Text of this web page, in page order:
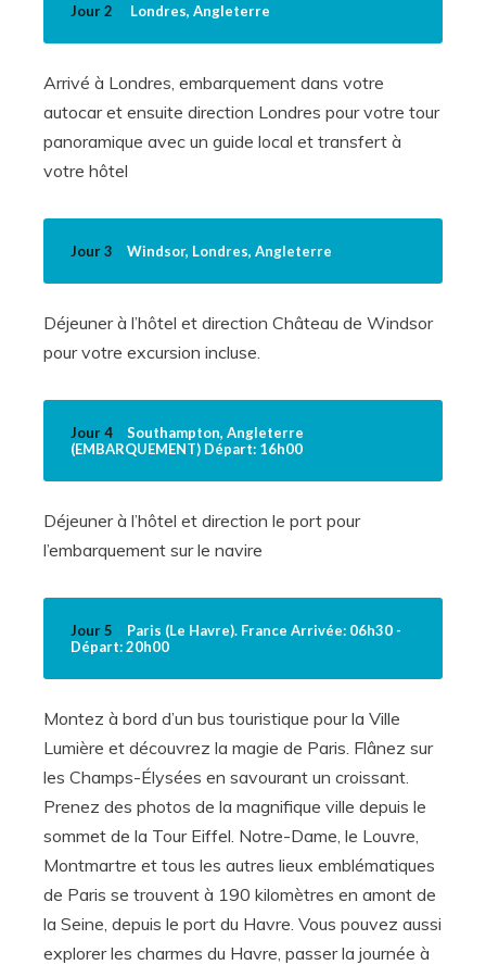
Jour 2 Londres, Angleterre
Arrivé à Londres, embarquement dans votre
autocar et ensuite direction Londres pour votre tour
panoramique avec un guide local et transfert à
votre hôtel
Jour 3 Windsor, Londres, Angleterre
Déjeuner à l’hôtel et direction Château de Windsor
pour votre excursion incluse.
Jour 4
Southampton, Angleterre
(EMBARQUEMENT) Départ: 16h00
Déjeuner à l’hôtel et direction le port pour
l’embarquement sur le navire
Jour 5
Paris (Le Havre). France Arrivée: 06h30 -
Départ: 20h00
Montez à bord d’un bus touristique pour la Ville
Lumière et découvrez la magie de Paris. Flânez sur
les Champs-Élysées en savourant un croissant.
Prenez des photos de la magnifique ville depuis le
sommet de la Tour Eiffel. Notre-Dame, le Louvre,
Montmartre et tous les autres lieux emblématiques
de Paris se trouvent à 190 kilomètres en amont de
la Seine, depuis le port du Havre. Vous pouvez aussi
explorer les charmes du Havre, passer la journée à